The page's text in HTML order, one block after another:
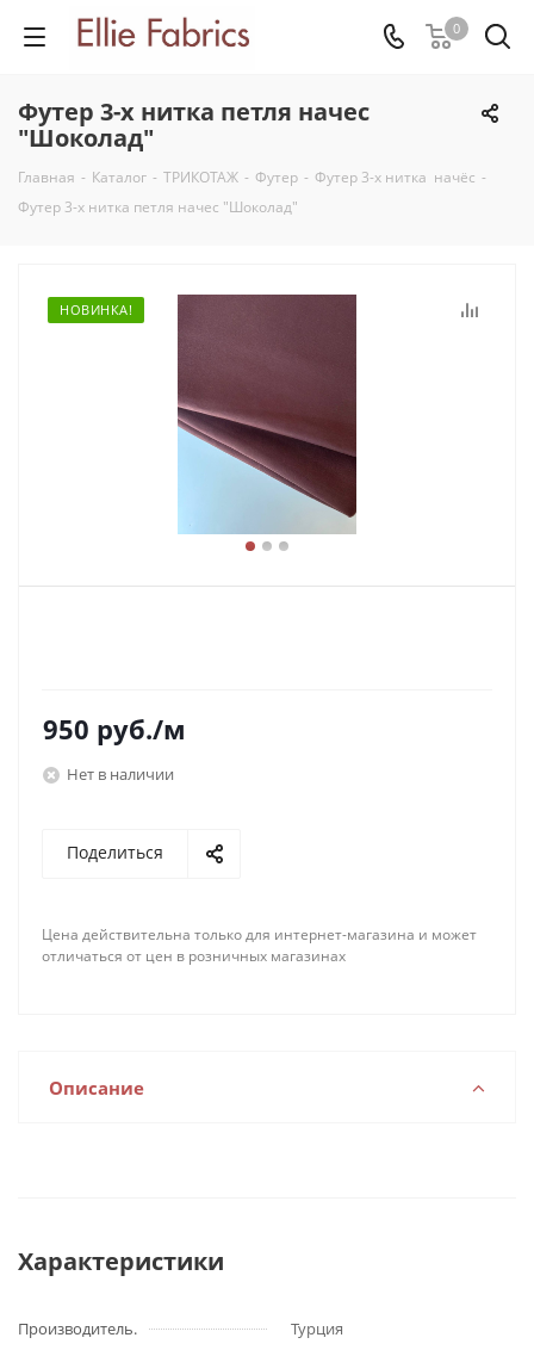
0
Футер 3-х нитка петля начес
"Шоколад"
Главная - Каталог - ТРИКОТАЖ - Футер - Футер 3-х нитка начёс -
Футер 3-х нитка петля начес "Шоколад"
НОВИНКА!
950 руб./м
Нет в наличии
Поделиться
Цена действительна только для интернет-магазина и может
отличаться от цен в розничных магазинах
Описание
Характеристики
Производитель.
Турция